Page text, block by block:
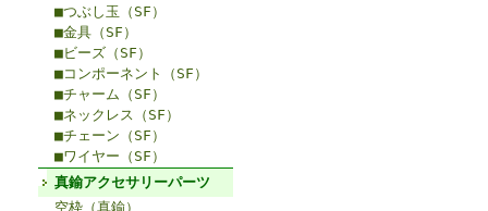
■つぶし玉（SF）
■金具（SF）
■ビーズ（SF）
■コンポーネント（SF）
■チャーム（SF）
■ネックレス（SF）
■チェーン（SF）
■ワイヤー（SF）
真鍮アクセサリーパーツ
空枠（真鍮）